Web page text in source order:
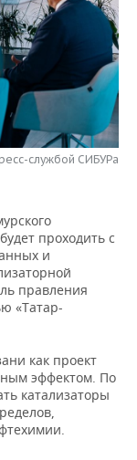
службой СИБУРа
проходить с
и
правления
«Татар-
как проект
эффектом. По
катализаторы